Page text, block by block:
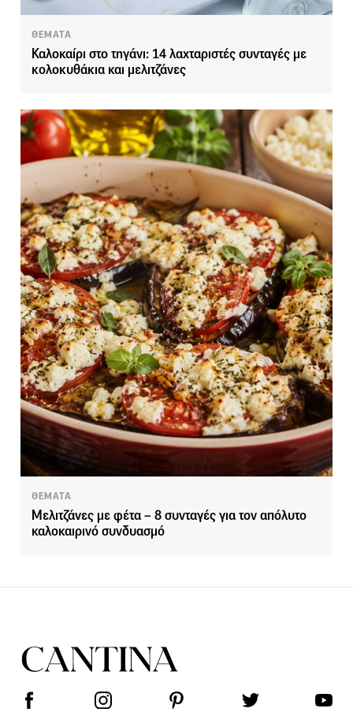
ΘΕΜΑΤΑ
Καλοκαίρι στο τηγάνι: 14 λαχταριστές συνταγές με
κολοκυθάκια και μελιτζάνες
ΘΕΜΑΤΑ
Μελιτζάνες με φέτα – 8 συνταγές για τον απόλυτο
καλοκαιρινό συνδυασμό